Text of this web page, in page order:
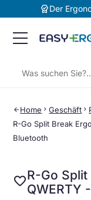
editor_choiceDer
arrow_back Home chevron_rightGeschäft chevron_right
R-Go Split Break
Bluetooth
favoriteR-Go
QWERTY